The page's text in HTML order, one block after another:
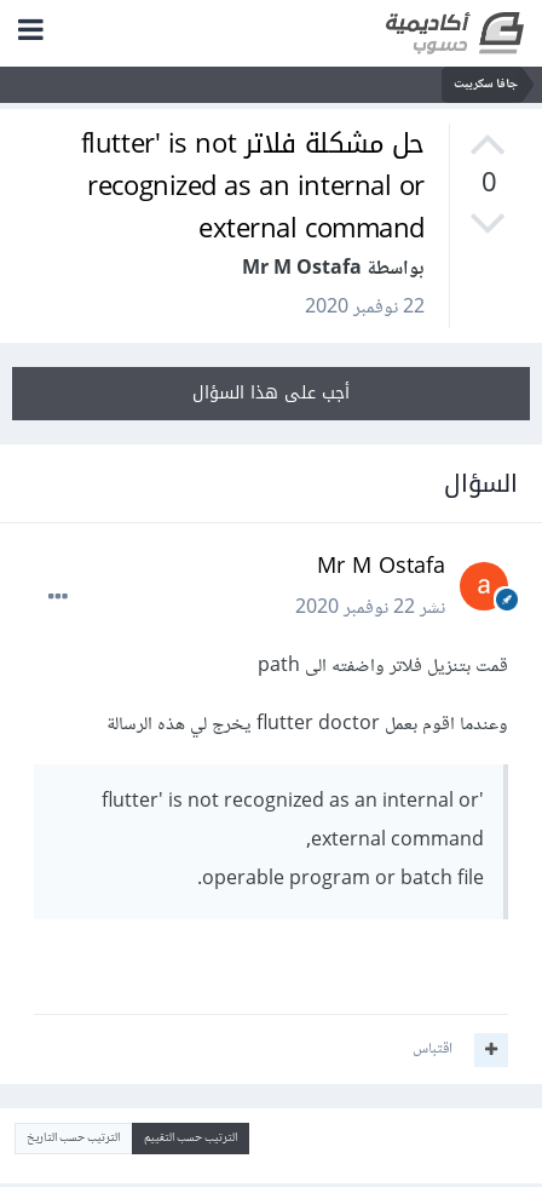
جافا سكريبت
0
حل مشكلة فلاتر flutter' is not
recognized as an internal or
external command
بواسطة Mr M Ostafa
22 نوفمبر 2020
أجب على هذا السؤال
السؤال
Mr M Ostafa
نشر22 نوفمبر 2020
قمت بتنزيل فلاتر واضفته الى path
وعندما اقوم بعمل flutter doctor يخرج لي هذه الرسالة
'flutter' is not recognized as an internal or
external command,
operable program or batch file.
اقتباس
الترتيب حسب التقييم الترتيب حسب التاريخ